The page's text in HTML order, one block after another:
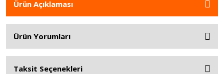
Ürün Açıklaması
Ürün Yorumları
Taksit Seçenekleri